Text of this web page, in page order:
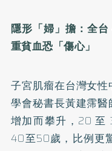
隱形「婦」擔：全
重貧血恐「傷心」
子宮肌瘤在台灣女
學會秘書長黃建霈
增加而攀升，20 至
40至50歲，比例更